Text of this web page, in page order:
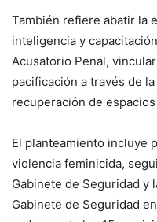
También refiere abatir la
inteligencia y
Acusatorio Penal,
pacificación a través de
recuperación de
El planteamiento incluye
violencia feminicida,
Gabinete de Seguridad y
Gabinete de Seguridad